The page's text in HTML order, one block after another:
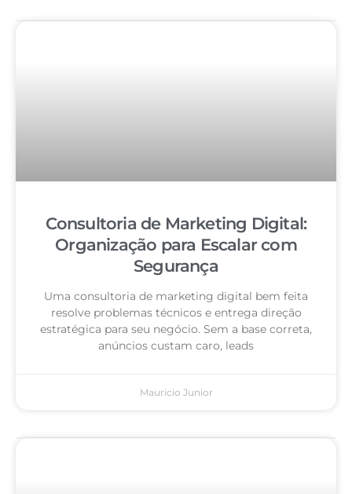
Consultoria de Marketing Digital:
Organização para Escalar com
Segurança
Uma consultoria de marketing digital bem feita
resolve problemas técnicos e entrega direção
estratégica para seu negócio. Sem a base correta,
anúncios custam caro, leads
Mauricio Junior